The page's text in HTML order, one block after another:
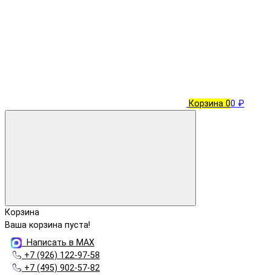
Корзина 00 ₽
Корзина
Ваша корзина пуста!
Написать в MAX
+7 (926) 122-97-58
+7 (495) 902-57-82